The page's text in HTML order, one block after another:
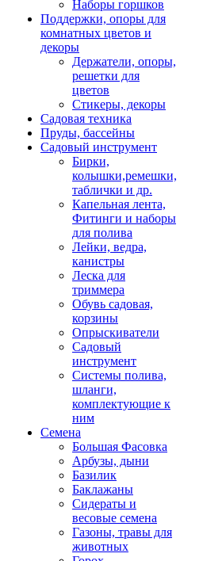
Наборы горшков
Поддержки, опоры для
комнатных цветов и
декоры
Держатели, опоры,
решетки для
цветов
Стикеры, декоры
Садовая техника
Пруды, бассейны
Садовый инструмент
Бирки,
колышки,ремешки,
таблички и др.
Капельная лента,
Фитинги и наборы
для полива
Лейки, ведра,
канистры
Леска для
триммера
Обувь садовая,
корзины
Опрыскиватели
Садовый
инструмент
Системы полива,
шланги,
комплектующие к
ним
Семена
Большая Фасовка
Арбузы, дыни
Базилик
Баклажаны
Сидераты и
весовые семена
Газоны, травы для
животных